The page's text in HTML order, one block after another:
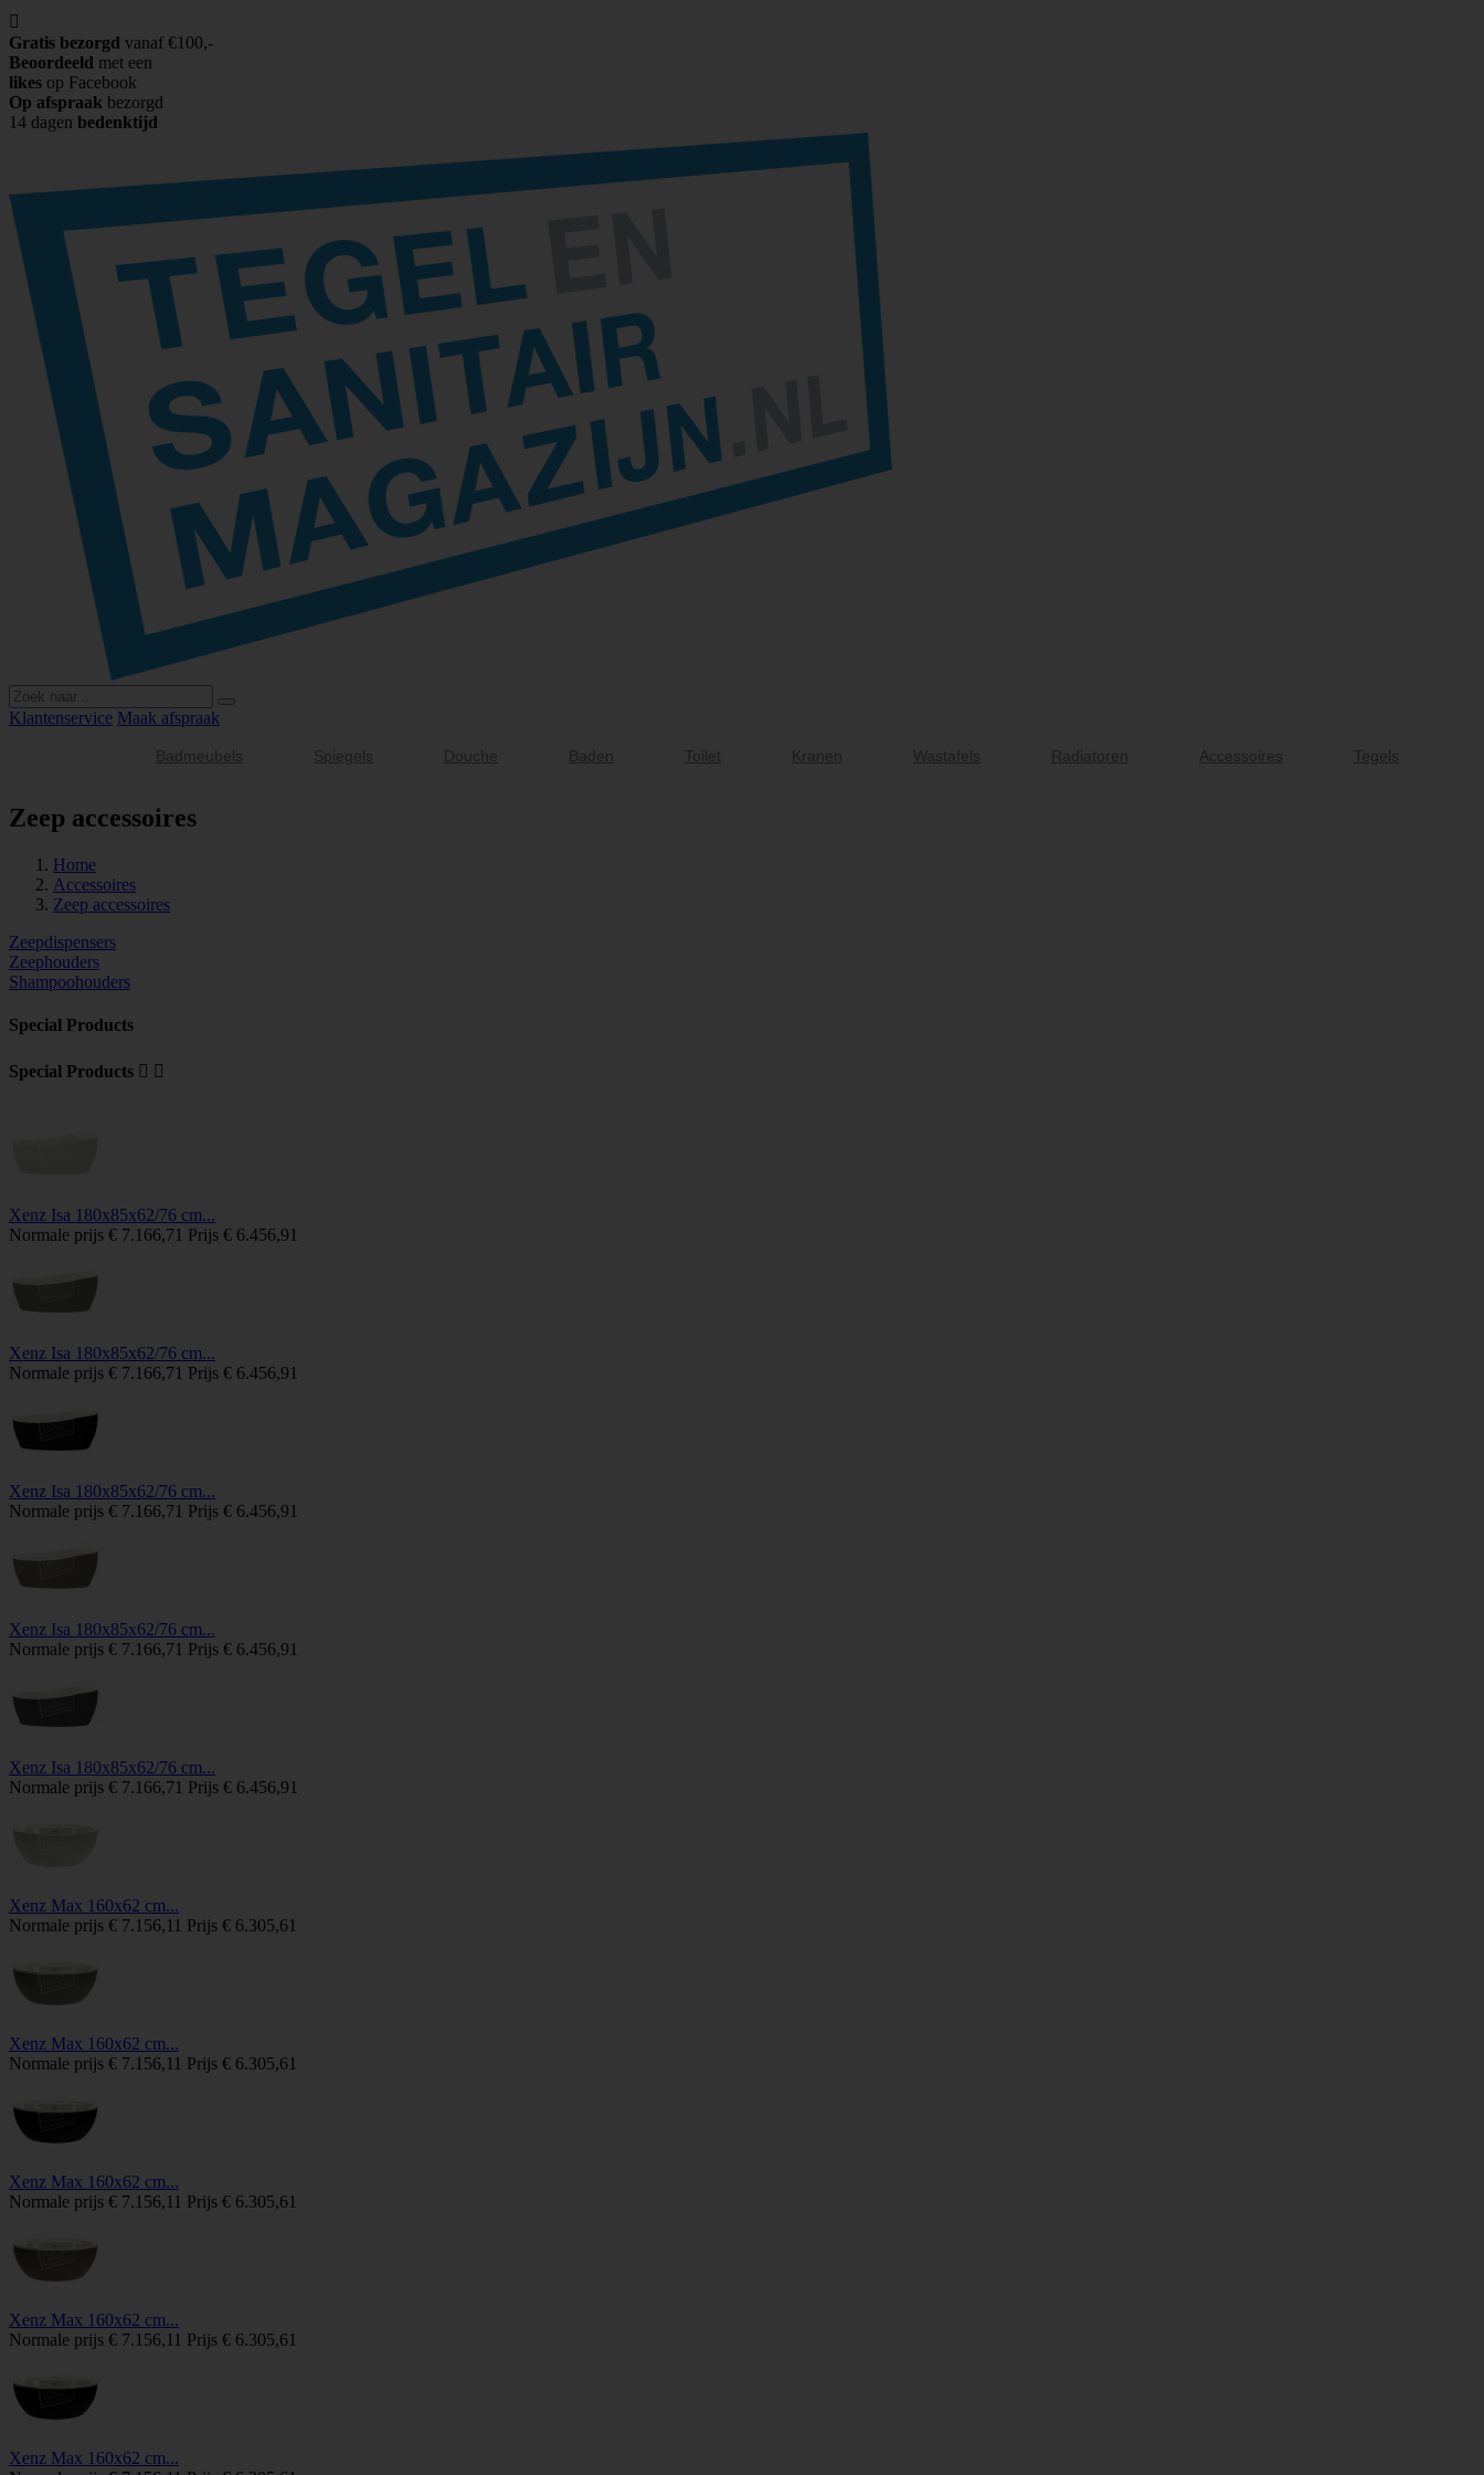

Gratis bezorgd vanaf €100,-
Beoordeeld met een
likes op Facebook
Op afspraak bezorgd
14 dagen bedenktijd
Klantenservice Maak afspraak
Badmeubels Spiegels Douche Baden Toilet Kranen Wastafels Radiatoren Accessoires Tegels
Zeep accessoires
Home
Accessoires
Zeep accessoires
Zeepdispensers
Zeephouders
Shampoohouders
Special Products
Special Products  
Xenz Isa 180x85x62/76 cm...
Normale prijs € 7.166,71 Prijs € 6.456,91
Xenz Isa 180x85x62/76 cm...
Normale prijs € 7.166,71 Prijs € 6.456,91
Xenz Isa 180x85x62/76 cm...
Normale prijs € 7.166,71 Prijs € 6.456,91
Xenz Isa 180x85x62/76 cm...
Normale prijs € 7.166,71 Prijs € 6.456,91
Xenz Isa 180x85x62/76 cm...
Normale prijs € 7.166,71 Prijs € 6.456,91
Xenz Max 160x62 cm...
Normale prijs € 7.156,11 Prijs € 6.305,61
Xenz Max 160x62 cm...
Normale prijs € 7.156,11 Prijs € 6.305,61
Xenz Max 160x62 cm...
Normale prijs € 7.156,11 Prijs € 6.305,61
Xenz Max 160x62 cm...
Normale prijs € 7.156,11 Prijs € 6.305,61
Xenz Max 160x62 cm...